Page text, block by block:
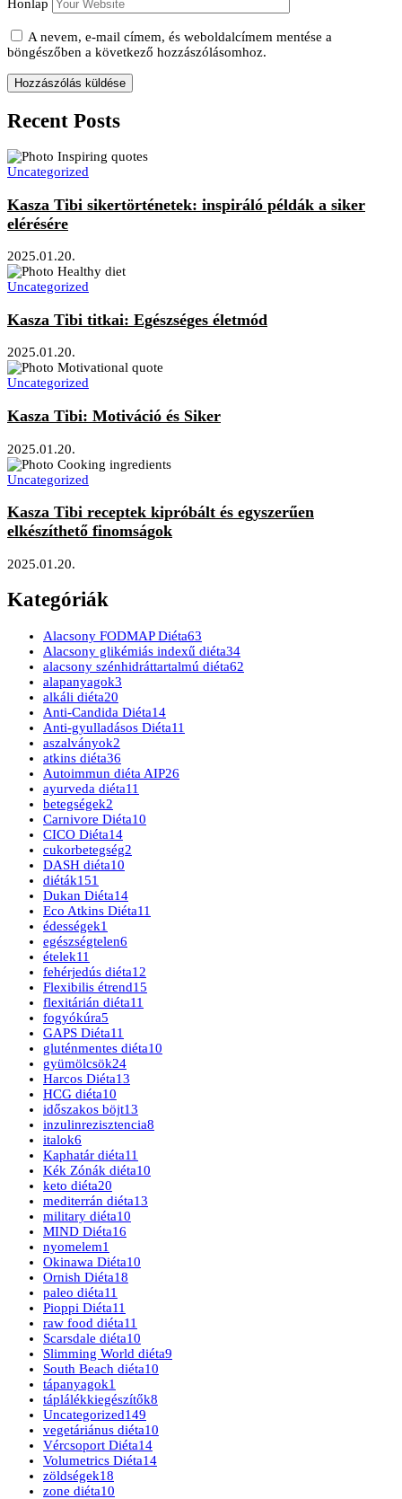
Honlap
A nevem, e-mail címem, és weboldalcímem mentése a
böngészőben a következő hozzászólásomhoz.
Recent Posts
Uncategorized
Kasza Tibi sikertörténetek: inspiráló példák a siker
elérésére
2025.01.20.
Uncategorized
Kasza Tibi titkai: Egészséges életmód
2025.01.20.
Uncategorized
Kasza Tibi: Motiváció és Siker
2025.01.20.
Uncategorized
Kasza Tibi receptek kipróbált és egyszerűen
elkészíthető finomságok
2025.01.20.
Kategóriák
Alacsony FODMAP Diéta63
Alacsony glikémiás indexű diéta34
alacsony szénhidráttartalmú diéta62
alapanyagok3
alkáli diéta20
Anti-Candida Diéta14
Anti-gyulladásos Diéta11
aszalványok2
atkins diéta36
Autoimmun diéta AIP26
ayurveda diéta11
betegségek2
Carnivore Diéta10
CICO Diéta14
cukorbetegség2
DASH diéta10
diéták151
Dukan Diéta14
Eco Atkins Diéta11
édességek1
egészségtelen6
ételek11
fehérjedús diéta12
Flexibilis étrend15
flexitárián diéta11
fogyókúra5
GAPS Diéta11
gluténmentes diéta10
gyümölcsök24
Harcos Diéta13
HCG diéta10
időszakos böjt13
inzulinrezisztencia8
italok6
Kaphatár diéta11
Kék Zónák diéta10
keto diéta20
mediterrán diéta13
military diéta10
MIND Diéta16
nyomelem1
Okinawa Diéta10
Ornish Diéta18
paleo diéta11
Pioppi Diéta11
raw food diéta11
Scarsdale diéta10
Slimming World diéta9
South Beach diéta10
tápanyagok1
táplálékkiegészítők8
Uncategorized149
vegetáriánus diéta10
Vércsoport Diéta14
Volumetrics Diéta14
zöldségek18
zone diéta10